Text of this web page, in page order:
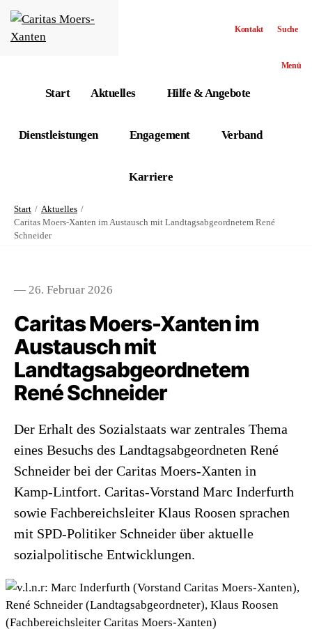
Menü
Start Aktuelles Hilfe & Angebote
Dienstleistungen Engagement Verband
Karriere
Kontakt Suche
Start
Aktuelles
Caritas Moers-Xanten im Austausch mit Landtagsabgeordnetem René
Schneider
— 26. Februar 2026
Caritas Moers-Xanten im
Austausch mit
Landtagsabgeordnetem
René Schneider
Der Erhalt des Sozialstaats war zentrales Thema
eines Besuchs des Landtagsabgeordneten René
Schneider bei der Caritas Moers-Xanten in
Kamp-Lintfort. Caritas-Vorstand Marc Inderfurth
sowie Fachbereichsleiter Klaus Roosen sprachen
mit SPD-Politiker Schneider über aktuelle
sozialpolitische Entwicklungen.